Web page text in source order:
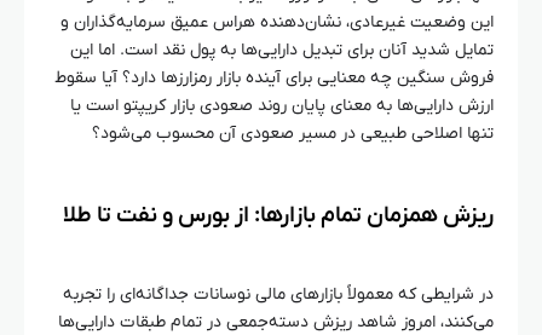
این وضعیت غیرعادی، نشان‌دهنده هراس عمیق سرمایه‌گذاران و
تمایل شدید آنان برای تبدیل دارایی‌ها به پول نقد است. اما این
فروش سنگین چه معنایی برای آینده بازار رمزارزها دارد؟ آیا سقوط
ارزش دارایی‌ها به معنای پایان روند صعودی بازار کریپتو است یا
تنها اصلاحی طبیعی در مسیر صعودی آن محسوب می‌شود؟
ریزش همزمان تمام بازارها: از بورس و نفت تا طلا
در شرایطی که معمولاً بازارهای مالی نوسانات جداگانه‌ای را تجربه
می‌کنند، امروز شاهد ریزش دسته‌جمعی در تمام طبقات دارایی‌ها